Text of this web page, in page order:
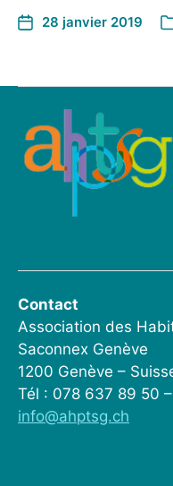
28 janvier 2019
Contact
Association des
Saconnex Genève
1200 Genève –
Tél : 078 637 89 50
info@ahptsg.ch